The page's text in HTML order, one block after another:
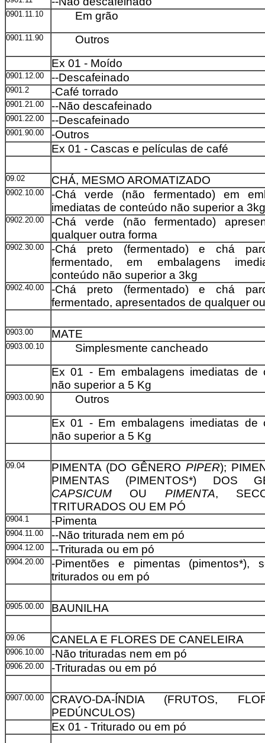
0901.11.10 Em grão
0901.11.90
Outros
Ex 01 - Moído
0901.12.00 --Descafeinado
0901.2 -Café torrado
0901.21.00 --Não descafeinado
0901.22.00 --Descafeinado
0901.90.00
-Outros
Ex 01 - Cascas e películas de café
09.02 CHÁ, MESMO AROMATIZADO
0902.10.00
-Chá verde (não fermentado) em
imediatas de conteúdo não superior a 3kg
0902.20.00
-Chá verde (não fermentado)
qualquer outra forma
0902.30.00
-Chá preto (fermentado) e chá
fermentado, em embalagens
conteúdo não superior a 3kg
0902.40.00
-Chá preto (fermentado) e chá
fermentado, apresentados de qualquer
0903.00 MATE
0903.00.10
Simplesmente cancheado
Ex 01 - Em embalagens imediatas de
não superior a 5 Kg
0903.00.90
Outros
Ex 01 - Em embalagens imediatas de
não superior a 5 Kg
09.04 PIMENTA (DO GÊNERO PIPER);
PIMENTAS (PIMENTOS*) DOS
CAPSICUM OU PIMENTA,
TRITURADOS OU EM PÓ
0904.1 -Pimenta
0904.11.00 --Não triturada nem em pó
0904.12.00 --Triturada ou em pó
0904.20.00
-Pimentões e pimentas (pimentos*),
triturados ou em pó
0905.00.00 BAUNILHA
09.06 CANELA E FLORES DE CANELEIRA
0906.10.00 -Não trituradas nem em pó
0906.20.00 -Trituradas ou em pó
0907.00.00
CRAVO-DA-ÍNDIA (FRUTOS,
PEDÚNCULOS)
Ex 01 - Triturado ou em pó